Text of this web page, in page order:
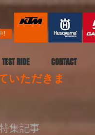
!
TEST RIDE CONTACT
いただきま
集記事